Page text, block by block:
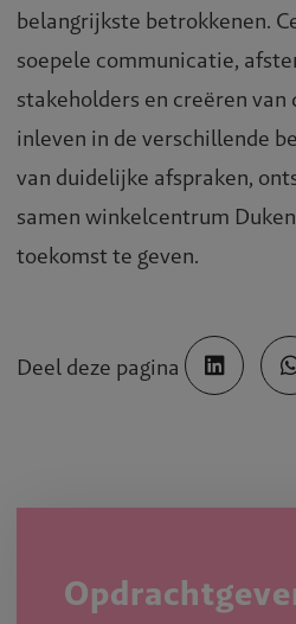
belangrijkste betrokkenen.
soepele communicatie,
stakeholders en creëren
inleven in de verschillende
van duidelijke afspraken,
samen winkelcentrum
toekomst te geven.
Deel deze pagina